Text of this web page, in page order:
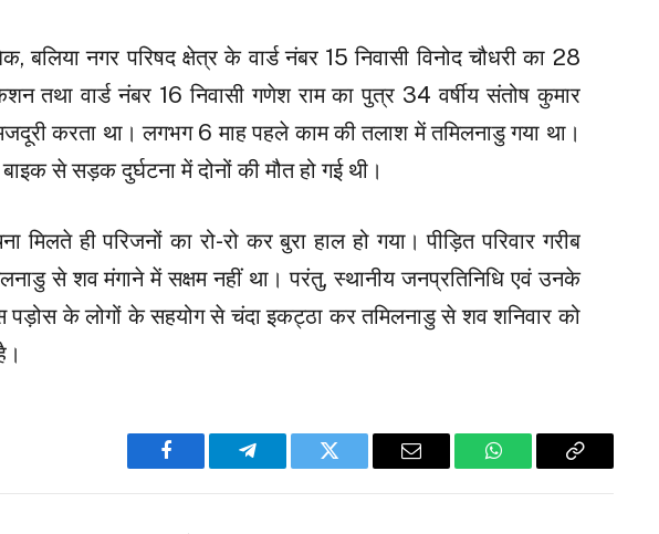
बलिया नगर परिषद क्षेत्र के वार्ड नंबर 15 निवासी विनोद चौधरी का 28
तथा वार्ड नंबर 16 निवासी गणेश राम का पुत्र 34 वर्षीय संतोष कुमार
करता था। लगभग 6 माह पहले काम की तलाश में तमिलनाडु गया था।
से सड़क दुर्घटना में दोनों की मौत हो गई थी।
मिलते ही परिजनों का रो-रो कर बुरा हाल हो गया। पीड़ित परिवार गरीब
से शव मंगाने में सक्षम नहीं था। परंतु, स्थानीय जनप्रतिनिधि एवं उनके
पड़ोस के लोगों के सहयोग से चंदा इकट्ठा कर तमिलनाडु से शव शनिवार को
Facebook Telegram Twitter Email WhatsAppCopy